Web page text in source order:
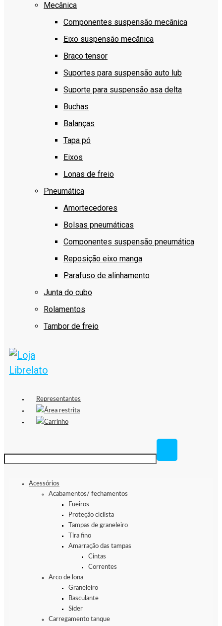
Mecânica
Componentes suspensão mecânica
Eixo suspensão mecânica
Braço tensor
Suportes para suspensão auto lub
Suporte para suspensão asa delta
Buchas
Balanças
Tapa pó
Eixos
Lonas de freio
Pneumática
Amortecedores
Bolsas pneumáticas
Componentes suspensão pneumática
Reposição eixo manga
Parafuso de alinhamento
Junta do cubo
Rolamentos
Tambor de freio
Representantes
Área restrita
Carrinho
Acessórios
Acabamentos/ fechamentos
Fueiros
Proteção ciclista
Tampas de graneleiro
Tira fino
Amarração das tampas
Cintas
Correntes
Arco de lona
Graneleiro
Basculante
Sider
Carregamento tanque